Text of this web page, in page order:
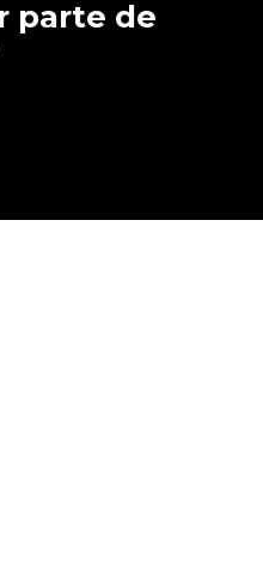
parte de